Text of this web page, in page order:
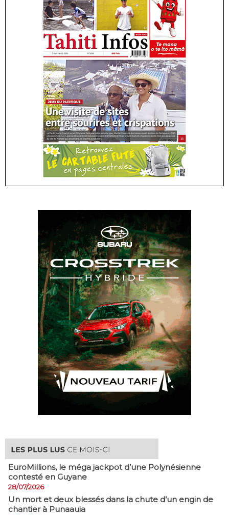
EuroMillions, ​le méga jackpot d’une Polynésienne
contesté en Guyane
28/07/2026
​Un mort et deux blessés dans la chute d’un engin de
chantier à Punaauia